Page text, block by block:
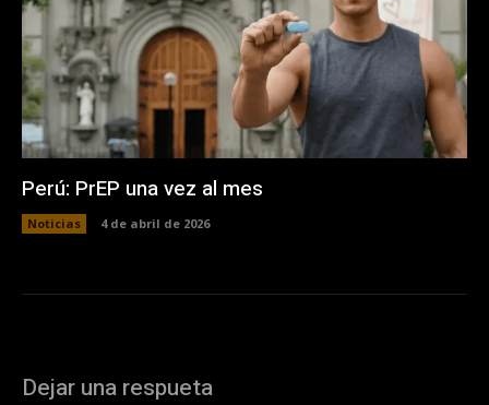
Perú: PrEP una vez al mes
Noticias 4 de abril de 2026
Dejar una respueta